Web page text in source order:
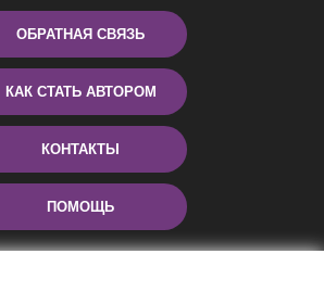
ОБРАТНАЯ СВЯЗЬ
КАК СТАТЬ АВТОРОМ
КОНТАКТЫ
ПОМОЩЬ